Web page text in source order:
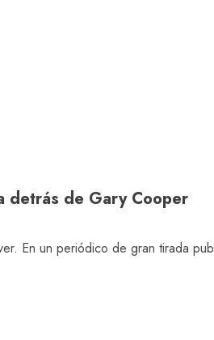
detrás de Gary Cooper
En un periódico de gran tirada